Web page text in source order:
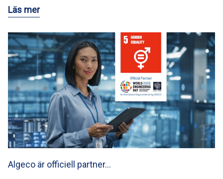
Läs mer
Algeco är officiell partner…